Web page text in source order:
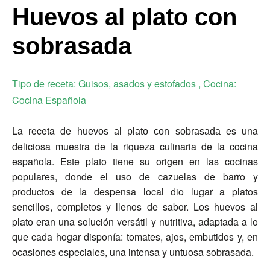
Huevos al plato con
sobrasada
Tipo de receta: Guisos, asados y estofados , Cocina:
Cocina Española
La receta de huevos al plato con sobrasadaes una
deliciosa muestra de la riqueza culinaria de la cocina
española. Este plato tiene su origen en las cocinas
populares, donde el uso de cazuelas de barro y
productos de la despensa local dio lugar a platos
sencillos, completos y llenos de sabor. Los huevos al
plato eran una solución versátil y nutritiva, adaptada a lo
que cada hogar disponía: tomates, ajos, embutidos y, en
ocasiones especiales, una intensa y untuosa sobrasada.